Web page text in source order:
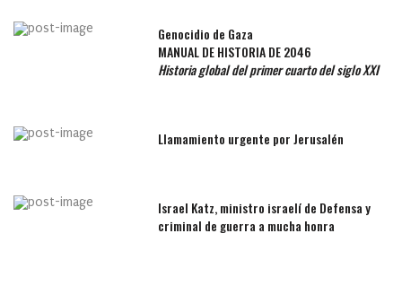
Genocidio de Gaza
MANUAL DE HISTORIA DE 2046
Historia global del primer cuarto del siglo XXI
Llamamiento urgente por Jerusalén
Israel Katz, ministro israelí de Defensa y
criminal de guerra a mucha honra